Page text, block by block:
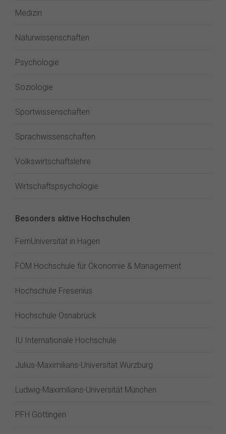
Medizin
Naturwissenschaften
Psychologie
Soziologie
Sportwissenschaften
Sprachwissenschaften
Volkswirtschaftslehre
Wirtschaftspsychologie
Besonders aktive Hochschulen
FernUniversität in Hagen
FOM Hochschule für Ökonomie & Management
Hochschule Fresenius
Hochschule Osnabrück
IU Internationale Hochschule
Julius-Maximilians-Universität Würzburg
Ludwig-Maximilians-Universität München
PFH Göttingen